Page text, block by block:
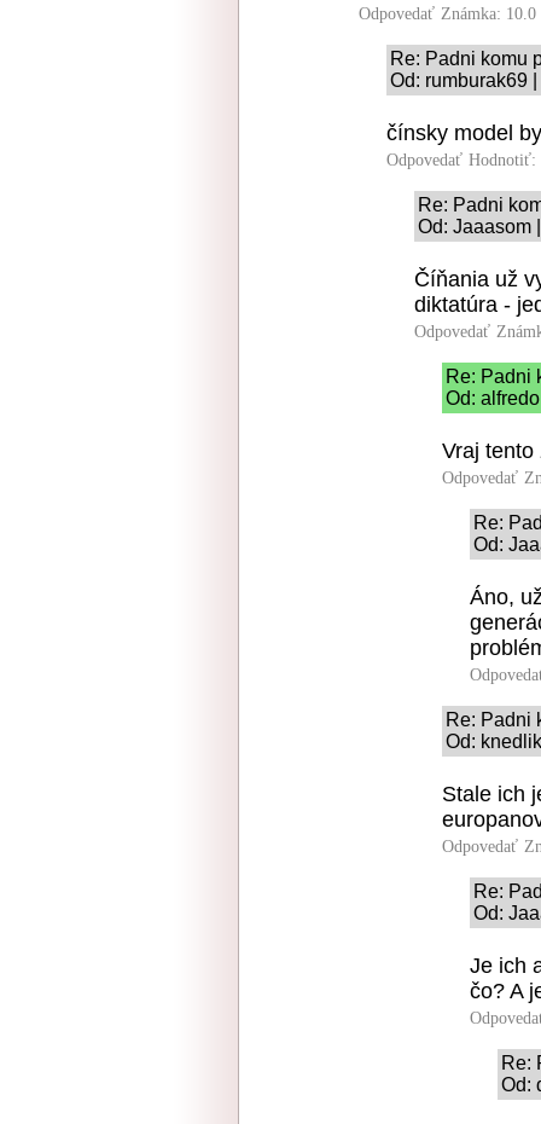
Odpovedať Známka: 10.0
Re: Padni komu
Od: rumburak69
čínsky model
Odpovedať Hodnotiť:
Re: Padni
Od: Jaaasom
Číňania už
diktatúra -
Odpovedať
Re: Padni
Od:
Vraj tento
Odpovedať
Re:
Od:
Áno,
Re: Padni
Od:
Stale ich
Odpovedať
Re:
Od:
Je ich
čo? A
Re:
Od: